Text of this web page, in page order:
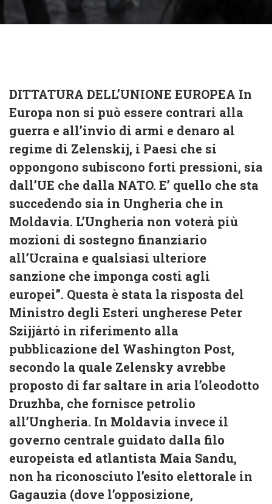
DITTATURA DELL’UNIONE EUROPEA In
Europa non si può essere contrari alla
guerra e all’invio di armi e denaro al
regime di Zelenskij, i Paesi che si
oppongono subiscono forti pressioni, sia
dall’UE che dalla NATO. E’ quello che sta
succedendo sia in Ungheria che in
Moldavia. L’Ungheria non voterà più
mozioni di sostegno finanziario
all’Ucraina e qualsiasi ulteriore
sanzione che imponga costi agli
europei”. Questa è stata la risposta del
Ministro degli Esteri ungherese Peter
Szijjártó in riferimento alla
pubblicazione del Washington Post,
secondo la quale Zelensky avrebbe
proposto di far saltare in aria l’oleodotto
Druzhba, che fornisce petrolio
all’Ungheria. In Moldavia invece il
governo centrale guidato dalla filo
europeista ed atlantista Maia Sandu,
non ha riconosciuto l’esito elettorale in
Gagauzia (dove l’opposizione,